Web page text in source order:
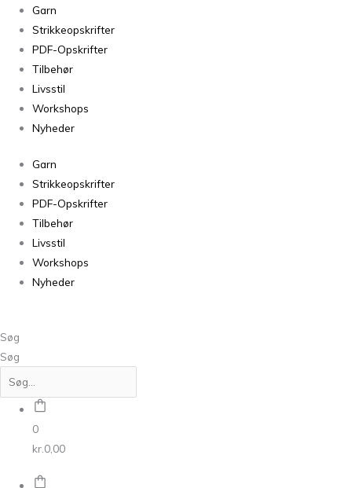
Garn
Strikkeopskrifter
PDF-Opskrifter
Tilbehør
Livsstil
Workshops
Nyheder
Garn
Strikkeopskrifter
PDF-Opskrifter
Tilbehør
Livsstil
Workshops
Nyheder
Søg
Søg
0
kr. 0,00
Melange
Sweater
antal